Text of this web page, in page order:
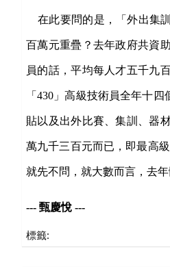
在此要問的是，「外出集
百萬元重疊？去年政府共資
員的話，平均每人才五千九
「430」高級技術員全年十
貼以及出外比賽、集訓、器
萬九千三百元而已，即最高
就先不問，就大數而言，去
--- 甄慶悅 ---
標籤: